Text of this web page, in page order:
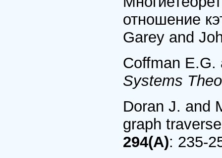
отношение
Garey and
Coffman
Systems
Doran J. and
graph
294(A): 235-